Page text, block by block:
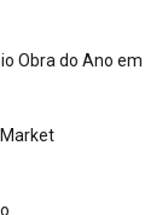
Obra do Ano em